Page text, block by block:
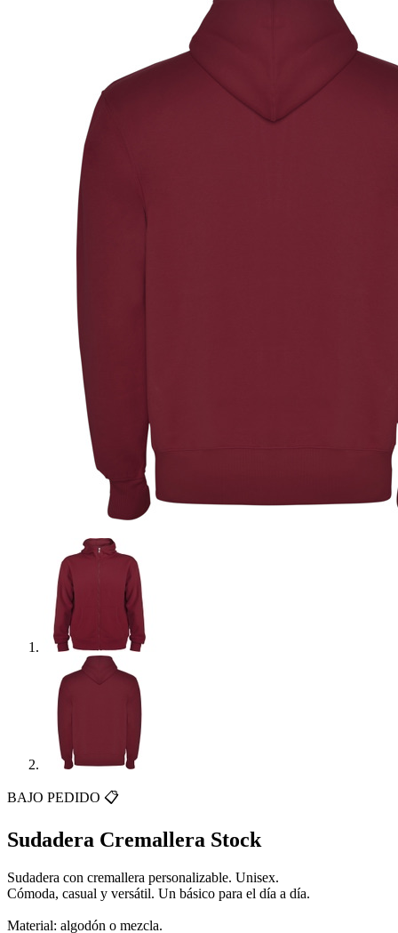
BAJO PEDIDO 📋
Sudadera Cremallera Stock
Sudadera con cremallera personalizable. Unisex.
Cómoda, casual y versátil. Un básico para el día a día.
Material: algodón o mezcla.